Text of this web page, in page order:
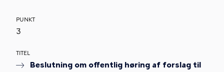
PUNKT
3
TITEL
Beslutning om offentlig høring af forslag til